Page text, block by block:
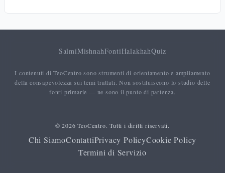
SalmiMishnahFontiHalakhahQuiz
I contenuti di TeoCentro sono strumenti di orientamento e ampliamento
della consapevolezza sui temi trattati. Non sostituiscono lo studio delle
fonti primarie — ne sono il punto di partenza.
© 2026 TeoCentro. Tutti i diritti riservati.
Chi SiamoContattiPrivacy PolicyCookie Policy
Termini di Servizio